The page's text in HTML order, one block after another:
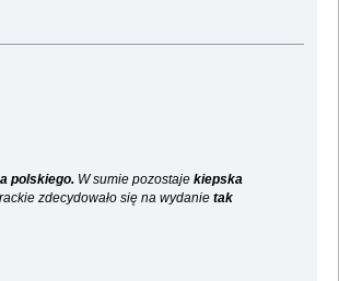
polskiego.W sumie pozostajekiepska
zdecydowało się na wydanietak